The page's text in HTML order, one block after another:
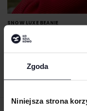
Zgoda
Niniejsza strona
SNOW LUXE BEANIE